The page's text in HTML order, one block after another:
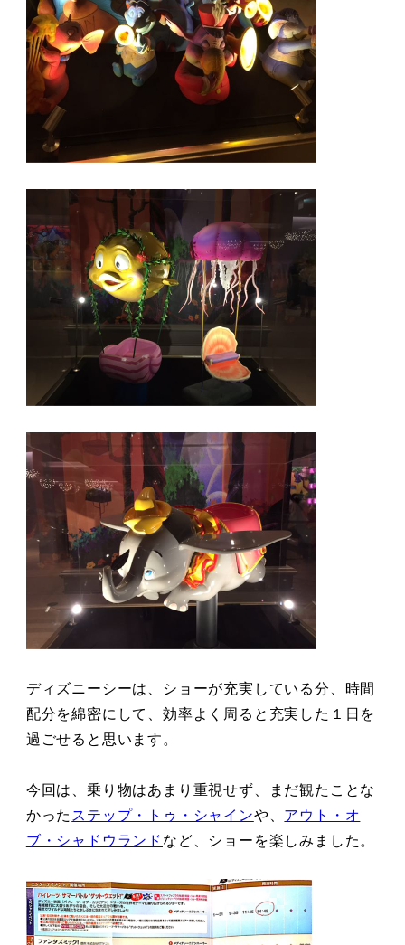
ディズニーシーは、ショーが充実している分、時間
配分を綿密にして、効率よく周ると充実した１日を
過ごせると思います。
今回は、乗り物はあまり重視せず、まだ観たことな
かったステップ・トゥ・シャインや、 アウト・オ
ブ・シャドウランドなど、ショーを楽しみました。